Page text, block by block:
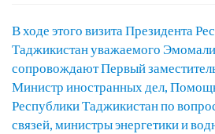
В ходе этого визита Президента
Таджикистан уважаемого
сопровождают Первый
Министр иностранных дел,
Республики Таджикистан по
связей, министры энергетики и